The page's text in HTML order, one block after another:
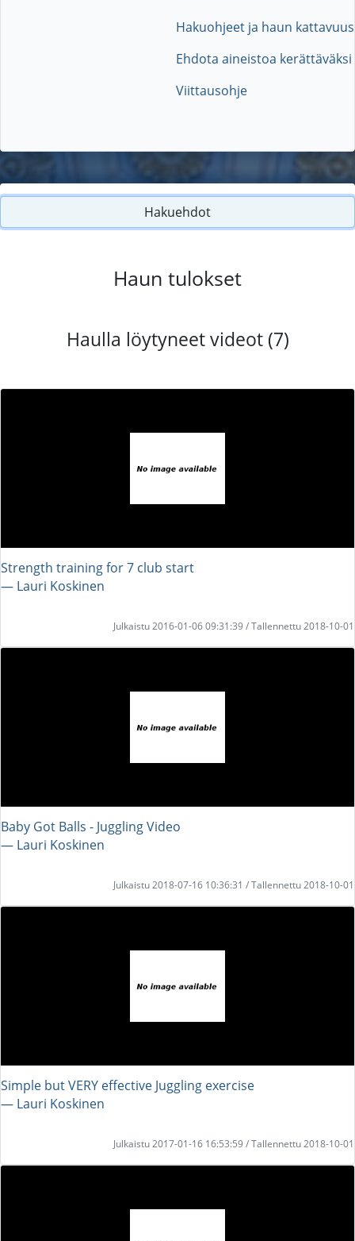
Hakuohjeet ja haun kattavuus
Ehdota aineistoa kerättäväksi
Viittausohje
Hakuehdot
Haun tulokset
Haulla löytyneet videot (7)
Strength training for 7 club start
― Lauri Koskinen
Julkaistu 2016-01-06 09:31:39 / Tallennettu 2018-10-01
Baby Got Balls - Juggling Video
― Lauri Koskinen
Julkaistu 2018-07-16 10:36:31 / Tallennettu 2018-10-01
Simple but VERY effective Juggling exercise
― Lauri Koskinen
Julkaistu 2017-01-16 16:53:59 / Tallennettu 2018-10-01